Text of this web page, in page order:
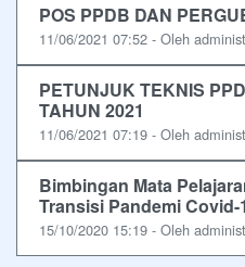
POS PPDB DAN
11/06/2021 07:52 - Oleh
PETUNJUK TEKNIS
TAHUN 2021
11/06/2021 07:19 - Oleh
Bimbingan Mata
Transisi Pandemi Covid-
15/10/2020 15:19 - Oleh